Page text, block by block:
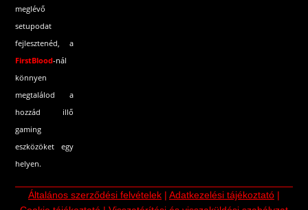
meglévő
setupodat
fejlesztenéd, a
FirstBlood-nál
könnyen
megtalálod a
hozzád illő
gaming
eszközöket egy
helyen.
Általános szerződési felvételek | Adatkezelési tájékoztató |